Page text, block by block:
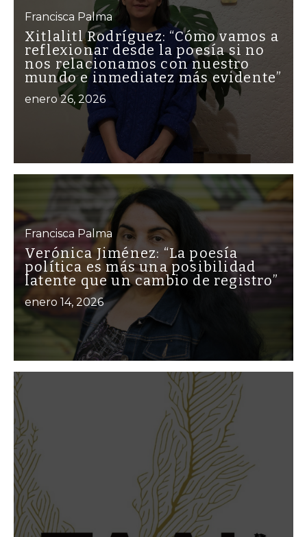
Francisca Palma
Xitlalitl Rodríguez: “Cómo vamos a
reflexionar desde la poesía si no
nos relacionamos con nuestro
mundo e inmediatez más evidente”
enero 26, 2026
Francisca Palma
Verónica Jiménez: “La poesía
política es más una posibilidad
latente que un cambio de registro”
enero 14, 2026